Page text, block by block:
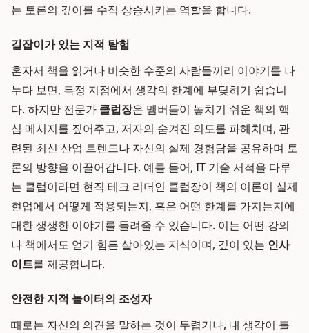
는 토론의 깊이를 수직 상승시키는 역할을 합니다.
길잡이가 있는 지적 탐험
혼자서 책을 읽거나 비슷한 수준의 사람들끼리 이야기를 나
누다 보면, 특정 지점에서 생각의 한계에 부딪히기 쉽습니
다. 하지만 전문가 클럽장은 멤버들이 놓치기 쉬운 책의 핵
심 메시지를 짚어주고, 저자의 숨겨진 의도를 파헤치며, 관
련된 최신 산업 트렌드나 자신의 실제 경험담을 공유하며 토
론의 방향을 이끌어갑니다. 예를 들어, IT 기술 서적을 다루
는 클럽이라면 현직 테크 리더인 클럽장이 책의 이론이 실제
현업에서 어떻게 적용되는지, 혹은 어떤 한계를 가지는지에
대한 생생한 이야기를 들려줄 수 있습니다. 이는 어떤 강의
나 책에서도 얻기 힘든 살아있는 지식이며, 깊이 있는 인사
이트를 제공합니다.
안전한 지적 놀이터의 조성자
때로는 자신의 의견을 말하는 것이 두렵거나, 내 생각이 틀